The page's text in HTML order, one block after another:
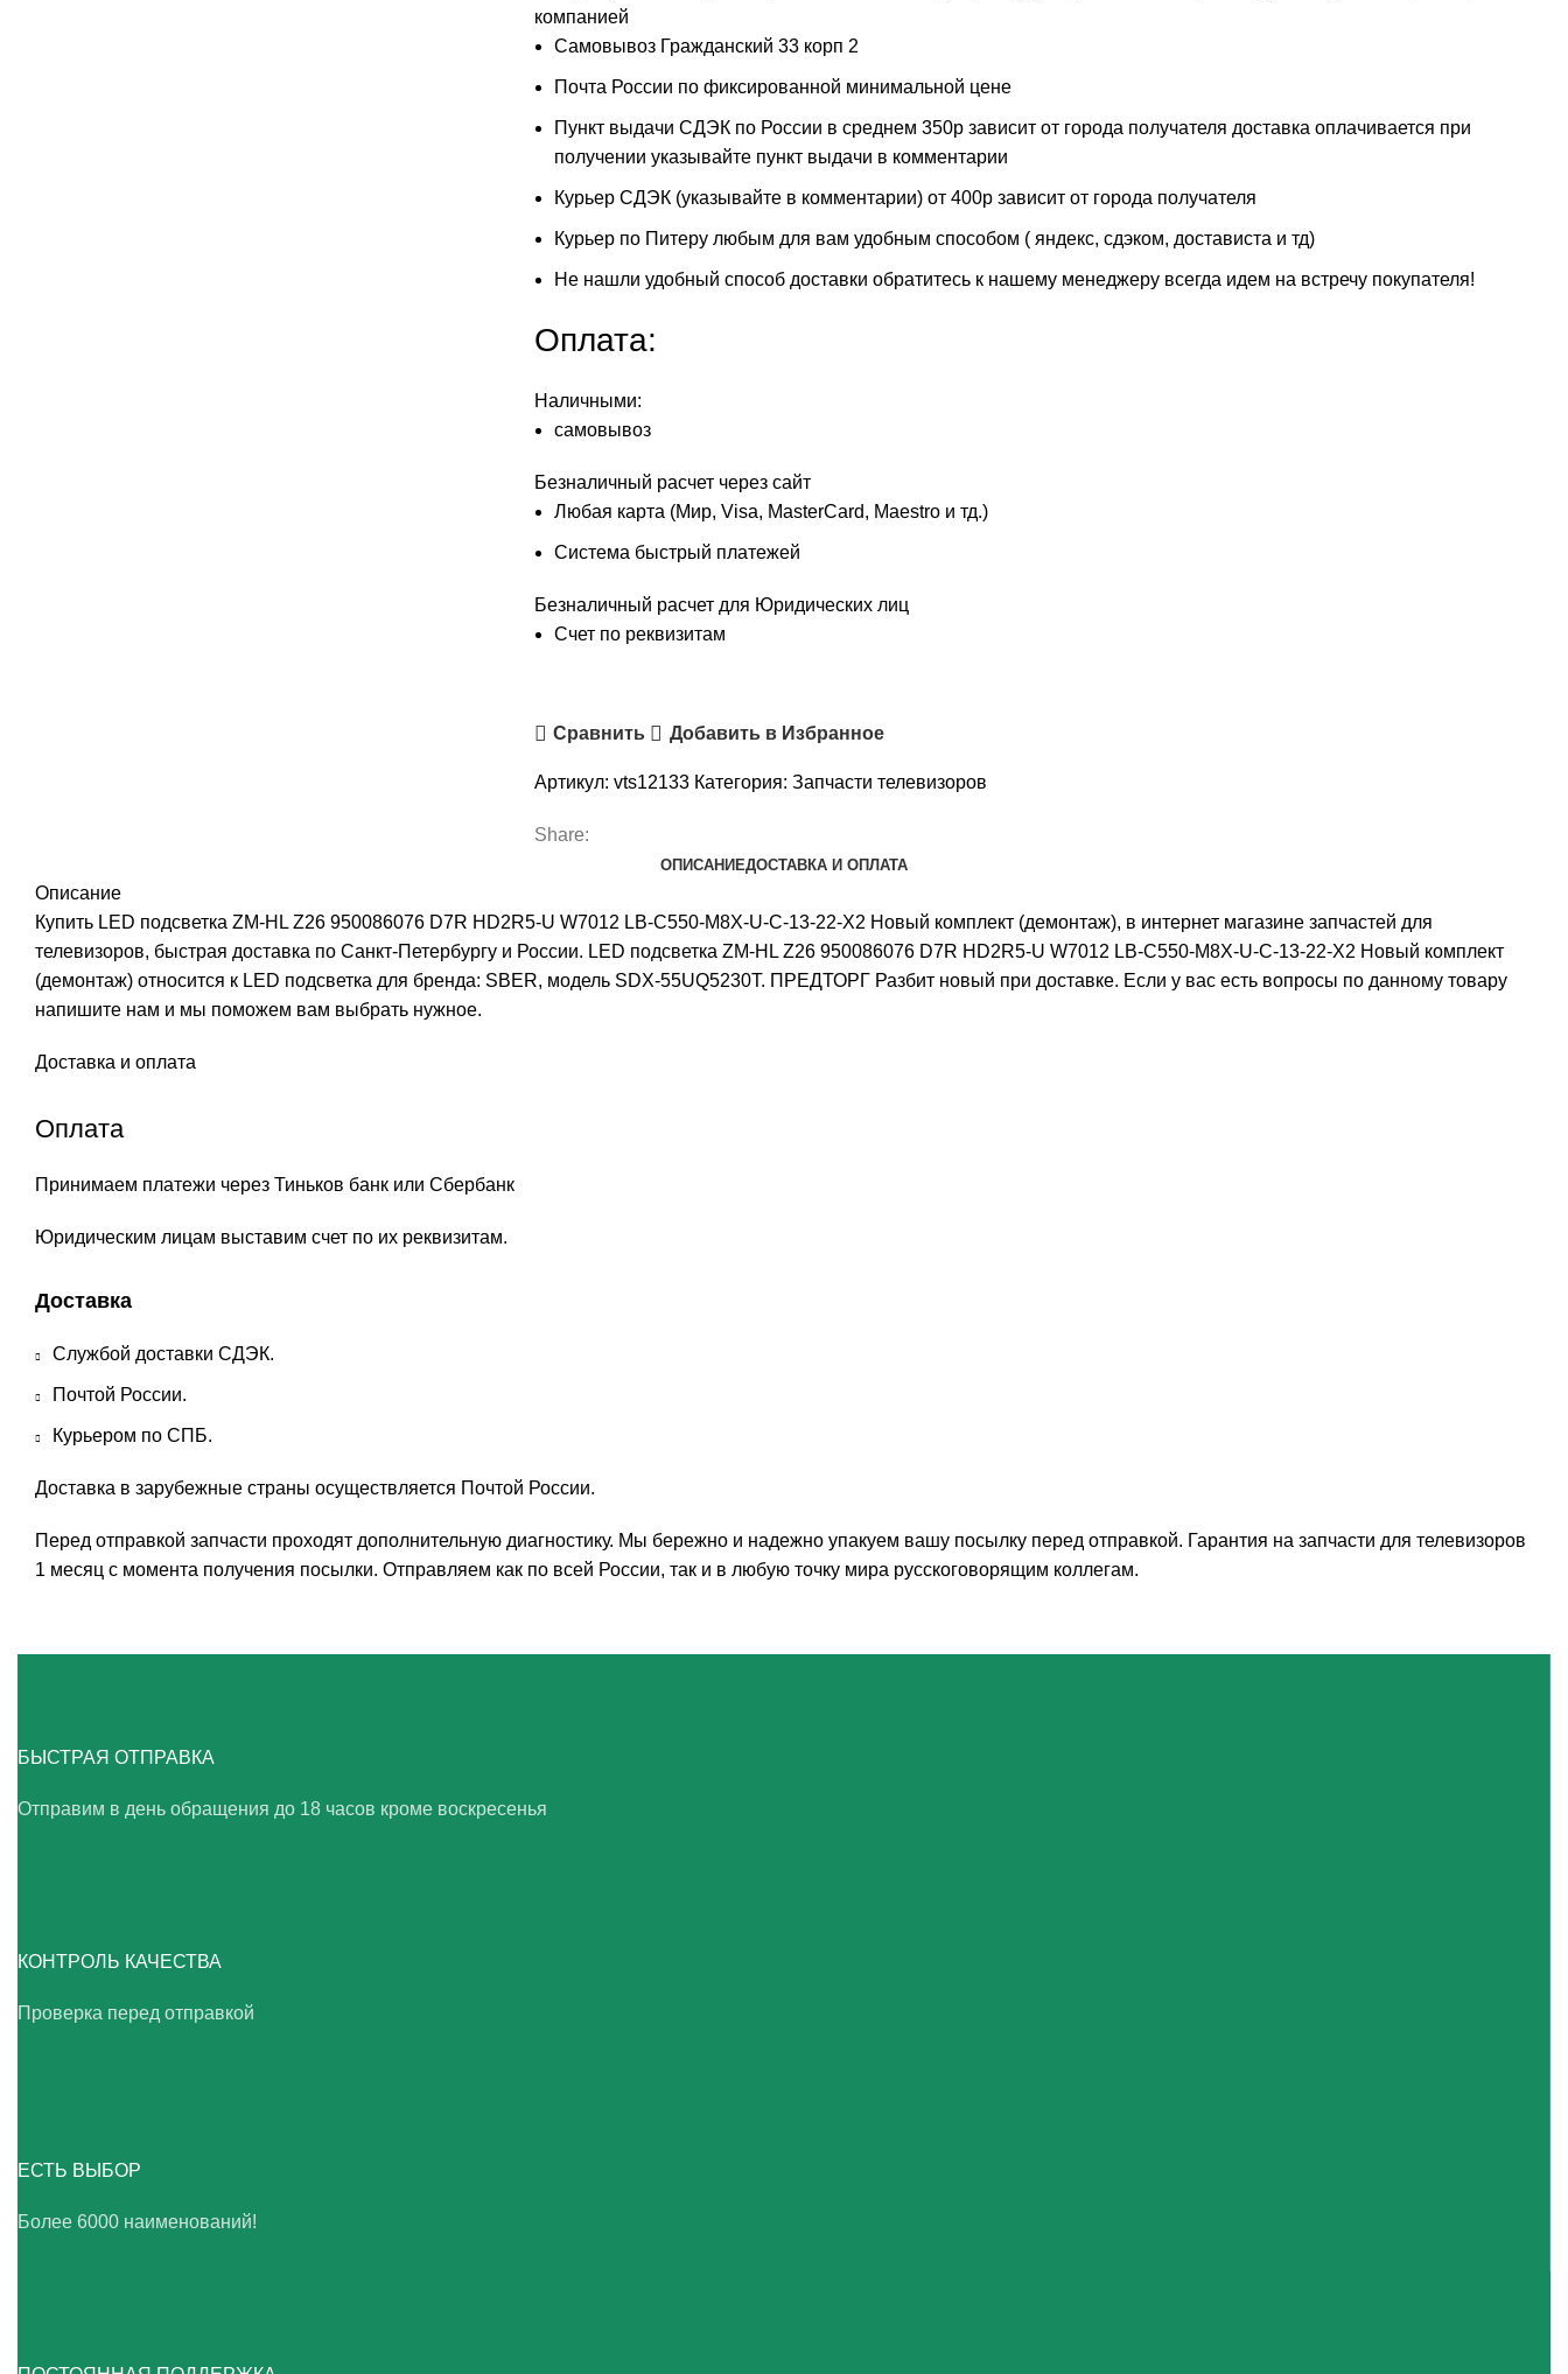
компанией
Самовывоз Гражданский 33 корп 2
Почта России по фиксированной минимальной цене
Пункт выдачи СДЭК по России в среднем 350р зависит от города получателя доставка оплачивается при
получении указывайте пункт выдачи в комментарии
Курьер СДЭК (указывайте в комментарии) от 400р зависит от города получателя
Курьер по Питеру любым для вам удобным способом ( яндекс, сдэком, достависта и тд)
Не нашли удобный способ доставки обратитесь к нашему менеджеру всегда идем на встречу покупателя!
Оплата:
Наличными:
самовывоз
Безналичный расчет через сайт
Любая карта (Мир, Visa, MasterCard, Maestro и тд.)
Система быстрый платежей
Безналичный расчет для Юридических лиц
Счет по реквизитам
Сравнить Добавить в Избранное
Артикул: vts12133 Категория: Запчасти телевизоров
Share:
ОПИСАНИЕДОСТАВКА И ОПЛАТА
Описание
Купить LED подсветка ZM-HL Z26 950086076 D7R HD2R5-U W7012 LB-C550-M8X-U-C-13-22-X2 Новый комплект (демонтаж), в интернет магазине запчастей для
телевизоров, быстрая доставка по Санкт-Петербургу и России. LED подсветка ZM-HL Z26 950086076 D7R HD2R5-U W7012 LB-C550-M8X-U-C-13-22-X2 Новый комплект
(демонтаж) относится к LED подсветка для бренда: SBER, модель SDX-55UQ5230T. ПРЕДТОРГ Разбит новый при доставке. Если у вас есть вопросы по данному товару
напишите нам и мы поможем вам выбрать нужное.
Доставка и оплата
Оплата
Принимаем платежи через Тиньков банк или Сбербанк
Юридическим лицам выставим счет по их реквизитам.
Доставка
Службой доставки СДЭК.
Почтой России.
Курьером по СПБ.
Доставка в зарубежные страны осуществляется Почтой России.
Перед отправкой запчасти проходят дополнительную диагностику. Мы бережно и надежно упакуем вашу посылку перед отправкой. Гарантия на запчасти для телевизоров
1 месяц с момента получения посылки. Отправляем как по всей России, так и в любую точку мира русскоговорящим коллегам.
БЫСТРАЯ ОТПРАВКА
Отправим в день обращения до 18 часов кроме воскресенья
КОНТРОЛЬ КАЧЕСТВА
Проверка перед отправкой
ЕСТЬ ВЫБОР
Более 6000 наименований!